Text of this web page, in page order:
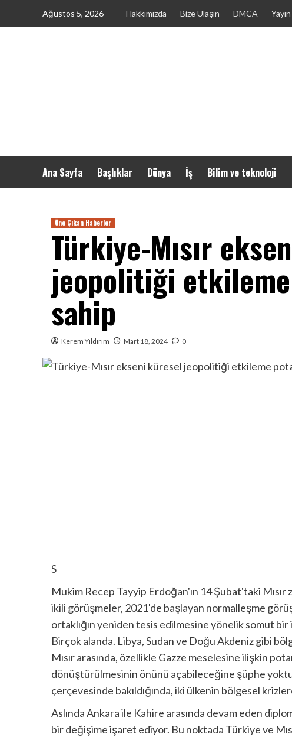
Ağustos 5, 2026 Hakkımızda Bize Ulaşın DMCA
Ana Sayfa Başlıklar Dünya İş Bilim ve teknoloji
Öne Çıkan Haberler
Türkiye-Mısır
jeopolitiği
sahip
Kerem Yıldırım Mart 18, 2024 0
S
Mukim Recep Tayyip Erdoğan'ın 14 Şubat'taki
ikili görüşmeler, 2021'de başlayan normalleşme
ortaklığın yeniden tesis edilmesine yönelik somut
Birçok alanda. Libya, Sudan ve Doğu Akdeniz gibi
Mısır arasında, özellikle Gazze meselesine ilişkin
dönüştürülmesinin önünü açabileceğine şüphe
çerçevesinde bakıldığında, iki ülkenin bölgesel
Aslında Ankara ile Kahire arasında devam eden
bir değişime işaret ediyor. Bu noktada Türkiye ve